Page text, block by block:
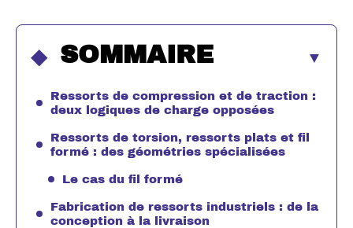
SOMMAIRE
Ressorts de compression et de traction :
deux logiques de charge opposées
Ressorts de torsion, ressorts plats et fil
formé : des géométries spécialisées
Le cas du fil formé
Fabrication de ressorts industriels : de la
conception à la livraison